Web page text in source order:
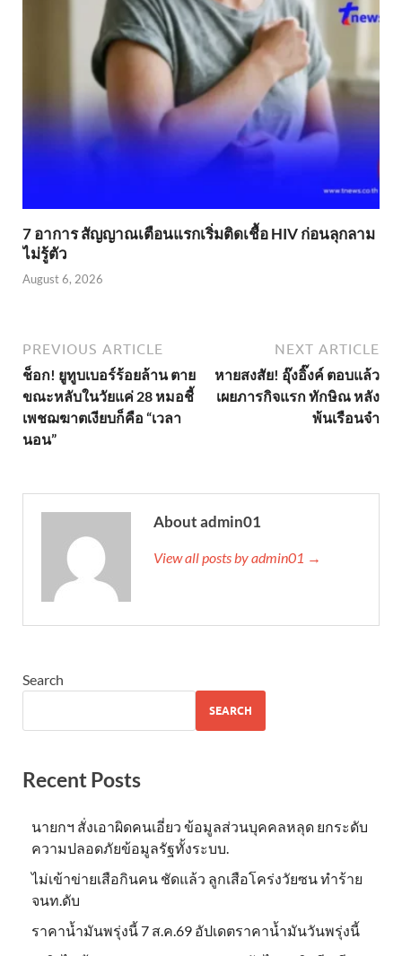
7 อาการ สัญญาณเตือนแรกเริ่มติดเชื้อ HIV ก่อนลุกลาม
ไม่รู้ตัว
August 6, 2026
PREVIOUS ARTICLE
ช็อก! ยูทูบเบอร์ร้อยล้าน ตาย
ขณะหลับในวัยแค่ 28 หมอชี้
เพชฌฆาตเงียบก็คือ “เวลา
นอน”
NEXT ARTICLE
หายสงสัย! อุ๊งอิ๊งค์ ตอบแล้ว
เผยภารกิจแรก ทักษิณ หลัง
พ้นเรือนจำ
About admin01
View all posts by admin01 →
Search
SEARCH
Recent Posts
นายกฯ สั่งเอาผิดคนเอี่ยว ข้อมูลส่วนบุคคลหลุด ยกระดับ
ความปลอดภัยข้อมูลรัฐทั้งระบบ.
ไม่เข้าข่าย​เสือกินคน ชัดแล้ว ลูกเสือโคร่งวัยซน ทำร้าย
จนท.ดับ
ราคาน้ำมันพรุ่งนี้ 7 ส.ค.69 อัปเดตราคาน้ำมันวันพรุ่งนี้